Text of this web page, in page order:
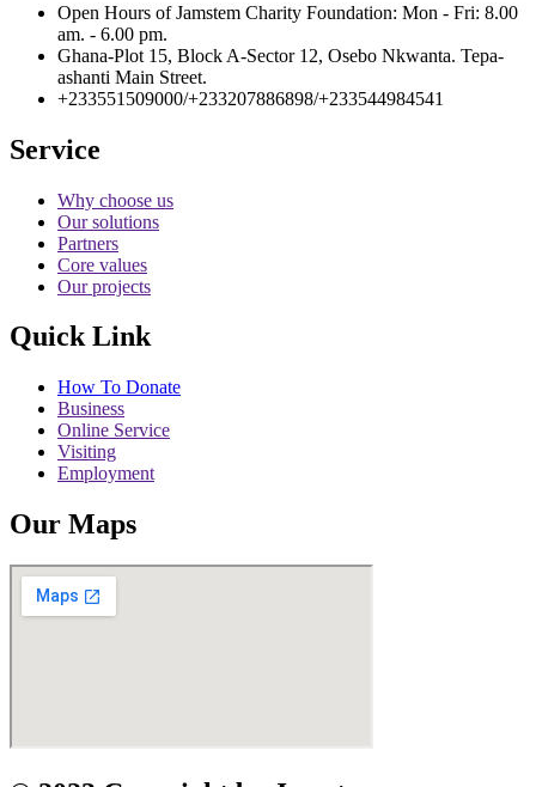
Open Hours of Jamstem Charity Foundation: Mon - Fri: 8.00
am. - 6.00 pm.
Ghana-Plot 15, Block A-Sector 12, Osebo Nkwanta. Tepa-
ashanti Main Street.
+233551509000/+233207886898/+233544984541
Service
Why choose us
Our solutions
Partners
Core values
Our projects
Quick Link
How To Donate
Business
Online Service
Visiting
Employment
Our Maps